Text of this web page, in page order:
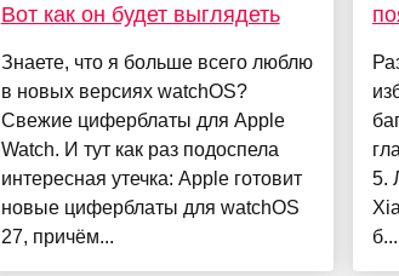
Вот как он будет выглядеть
Знаете, что я больше всего люблю
в новых версиях watchOS?
Свежие циферблаты для Apple
Watch. И тут как раз подоспела
интересная утечка: Apple готовит
новые циферблаты для watchOS
27, причём...
5.
б...